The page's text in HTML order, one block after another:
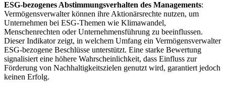
ESG-bezogenes Abstimmungsverhalten des Managements:
Vermögensverwalter können ihre Aktionärsrechte nutzen, um
Unternehmen bei ESG-Themen wie Klimawandel,
Menschenrechten oder Unternehmensführung zu beeinflussen.
Dieser Indikator zeigt, in welchem Umfang ein Vermögensverwalter
ESG-bezogene Beschlüsse unterstützt. Eine starke Bewertung
signalisiert eine höhere Wahrscheinlichkeit, dass Einfluss zur
Förderung von Nachhaltigkeitszielen genutzt wird, garantiert jedoch
keinen Erfolg.